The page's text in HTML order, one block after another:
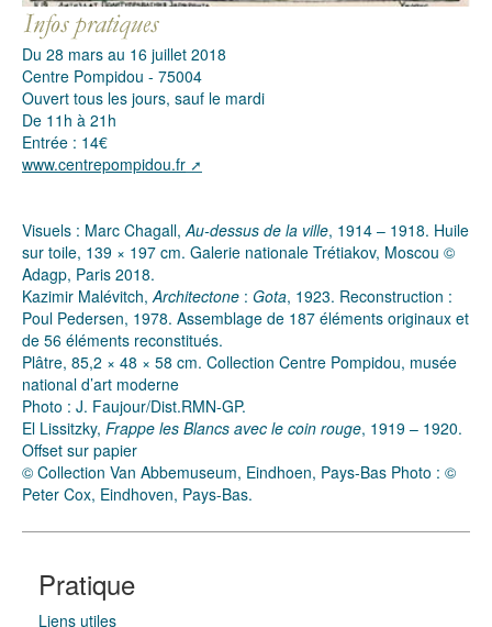
Du 28 mars au 16 juillet 2018
Centre Pompidou - 75004
Ouvert tous les jours, sauf le mardi
De 11h à 21h
Entrée : 14€
www.centrepompidou.fr
Visuels : Marc Chagall,Au-dessus de la ville, 1914 – 1918. Huile
sur toile, 139 × 197 cm. Galerie nationale Trétiakov, Moscou ©
Adagp, Paris 2018.
Kazimir Malévitch, Architectone : Gota, 1923. Reconstruction :
Poul Pedersen, 1978. Assemblage de 187 éléments originaux et
de 56 éléments reconstitués.
Plâtre, 85,2 × 48 × 58 cm. Collection Centre Pompidou, musée
national d’art moderne
Photo : J. Faujour/Dist.RMN-GP.
El Lissitzky, Frappe les Blancs avec le coin rouge, 1919 – 1920.
Offset sur papier
© Collection Van Abbemuseum, Eindhoen, Pays-Bas Photo : ©
Peter Cox, Eindhoven, Pays-Bas.
Pratique
Liens utiles